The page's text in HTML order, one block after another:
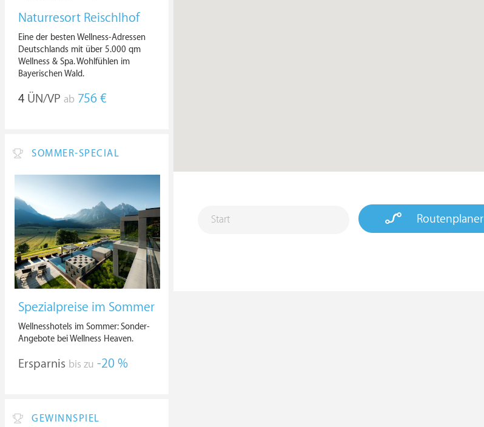
Routenplaner
Naturresort Reischlhof
Eine der besten Wellness-Adressen
Deutschlands mit über 5.000 qm
Wellness & Spa. Wohlfühlen im
Bayerischen Wald.
4 ÜN/VP ab 756 €
SOMMER-SPECIAL
Spezialpreise im Sommer
Wellnesshotels im Sommer: Sonder-
Angebote bei Wellness Heaven.
Ersparnis bis zu -20 %
GEWINNSPIEL